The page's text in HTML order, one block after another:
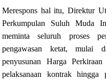
Merespons hal itu, Direktur
Perkumpulan Suluh Muda
meminta seluruh proses
pengawasan ketat, mulai
penyusunan Harga
pelaksanaan kontrak hingga